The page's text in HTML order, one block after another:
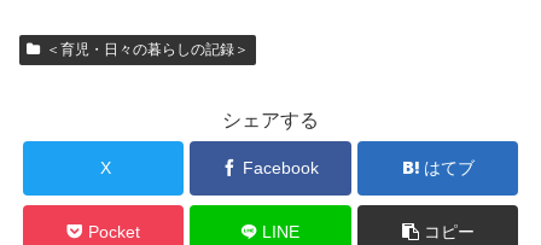
＜育児・日々の暮らしの記録＞
シェアする
X Facebook はてブ
Pocket LINE コピー